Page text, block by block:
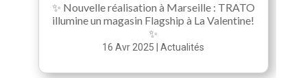
✨ Nouvelle réalisation à Marseille : TRATO
illumine un magasin Flagship à La Valentine!
✨
16 Avr 2025 |Actualités